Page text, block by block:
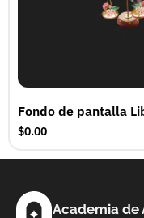
Fondo de pantalla
$0.00
Academia de